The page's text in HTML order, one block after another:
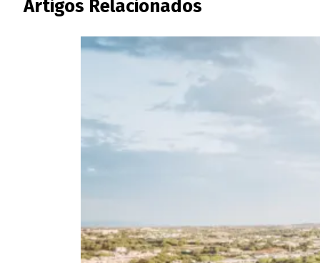
Artigos Relacionados